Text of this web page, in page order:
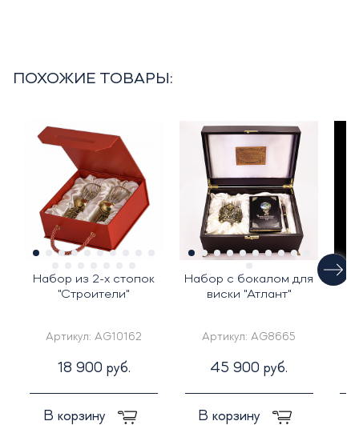
ПОХОЖИЕ ТОВАРЫ:
Набор из 2-х стопок
"Строители"
Артикул: AG10162
18 900 руб.
В корзину
Набор с бокалом для
виски "Атлант"
Артикул: AG8665
45 900 руб.
В корзину